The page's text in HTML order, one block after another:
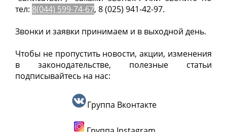
тел: 8(044) 599-74-67, 8 (025) 941-42-97.
Звонки и заявки принимаем и в выходной день.
Чтобы не пропустить новости, акции, изменения
в законодательстве, полезные статьи
подписывайтесь на нас:
Группа Вконтакте